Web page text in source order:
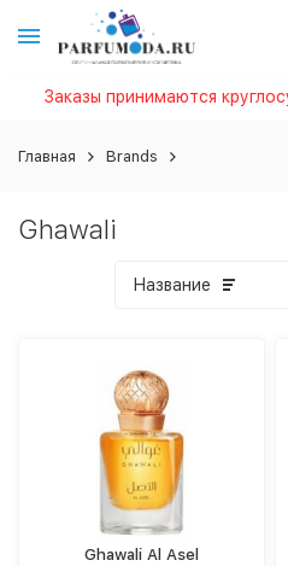
Заказы принимаются
Главная Brands
Ghawali
Название
Ghawali Al Asel